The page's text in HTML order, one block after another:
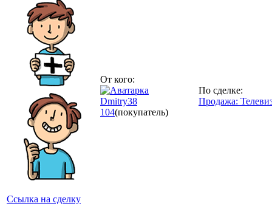
Ссылка на сделку
От кого:
Dmitry38
104(покупатель)
По сделке:
Продажа: